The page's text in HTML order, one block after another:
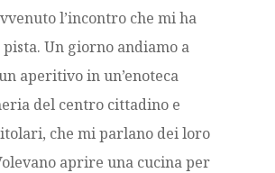
l’incontro che mi ha
Un giorno andiamo a
aperitivo in un’enoteca
del centro cittadino e
che mi parlano dei loro
aprire una cucina per